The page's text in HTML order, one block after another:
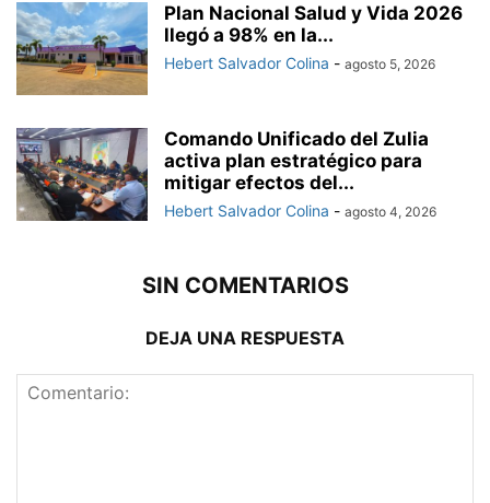
Plan Nacional Salud y Vida 2026
llegó a 98% en la...
Hebert Salvador Colina - agosto 5, 2026
Comando Unificado del Zulia
activa plan estratégico para
mitigar efectos del...
Hebert Salvador Colina - agosto 4, 2026
SIN COMENTARIOS
DEJA UNA RESPUESTA